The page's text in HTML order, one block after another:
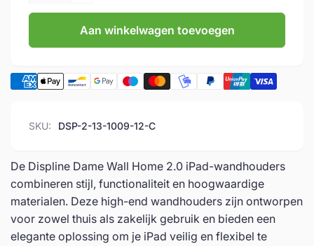
voor
Displine
Home
Premium
wandhouder
verlagen
voor
Displine
Dames
Wall
|
iPad-
wandhouder
Aan winkelwagen toevoegen
SKU: DSP-2-13-1009-12-C
De Displine Dame Wall Home 2.0 iPad-wandhouders
combineren stijl, functionaliteit en hoogwaardige
materialen. Deze high-end wandhouders zijn ontworpen
voor zowel thuis als zakelijk gebruik en bieden een
elegante oplossing om je iPad veilig en flexibel te